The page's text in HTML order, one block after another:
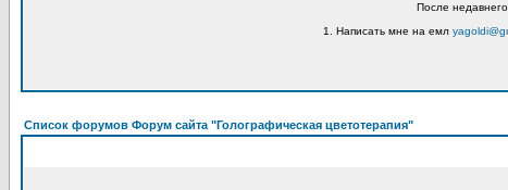
После
1. Написать мне на емл
Список форумов Форум сайта "Голографическая цветотерапия"